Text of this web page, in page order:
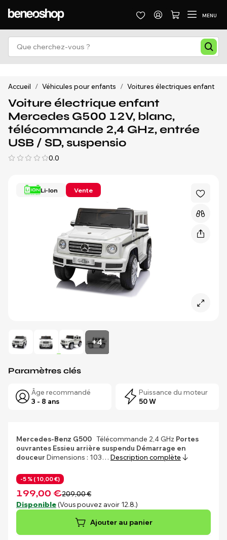
MENU
Accueil / Véhicules pour enfants / Voitures électriques enfant
Voiture électrique enfant
Mercedes G500 12V, blanc,
télécommande 2,4 GHz, entrée
USB / SD, suspensio
0.0
Li-Ion Vente
+4
Paramètres clés
Âge recommandé
3 - 8 ans
Puissance du moteur
50 W
Mercedes-Benz G500 Télécommande 2,4 GHz Portes
ouvrantes Essieu arrière suspendu Démarrage en
douceur Dimensions : 103… Description complète
-5 % ( 10,00 €)
199,00 €209,00 €
Disponible (Vous pouvez avoir 12.8.)
Ajouter au panier